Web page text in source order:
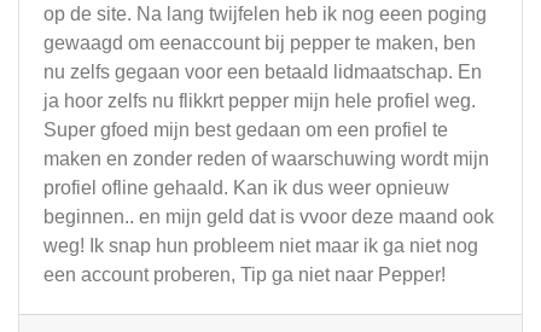
op de site. Na lang twijfelen heb ik nog eeen poging
gewaagd om eenaccount bij pepper te maken, ben
nu zelfs gegaan voor een betaald lidmaatschap. En
ja hoor zelfs nu flikkrt pepper mijn hele profiel weg.
Super gfoed mijn best gedaan om een profiel te
maken en zonder reden of waarschuwing wordt mijn
profiel ofline gehaald. Kan ik dus weer opnieuw
beginnen.. en mijn geld dat is vvoor deze maand ook
weg! Ik snap hun probleem niet maar ik ga niet nog
een account proberen, Tip ga niet naar Pepper!